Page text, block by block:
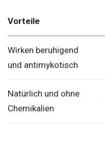
Vorteile
Wirken beruhigend
und antimykotisch
Natürlich und ohne
Chemikalien